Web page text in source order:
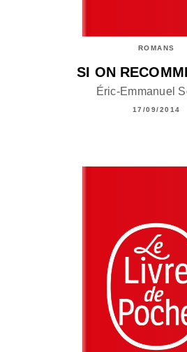
ROMANS
SI ON
Éric-Emmanuel
17/09/2014